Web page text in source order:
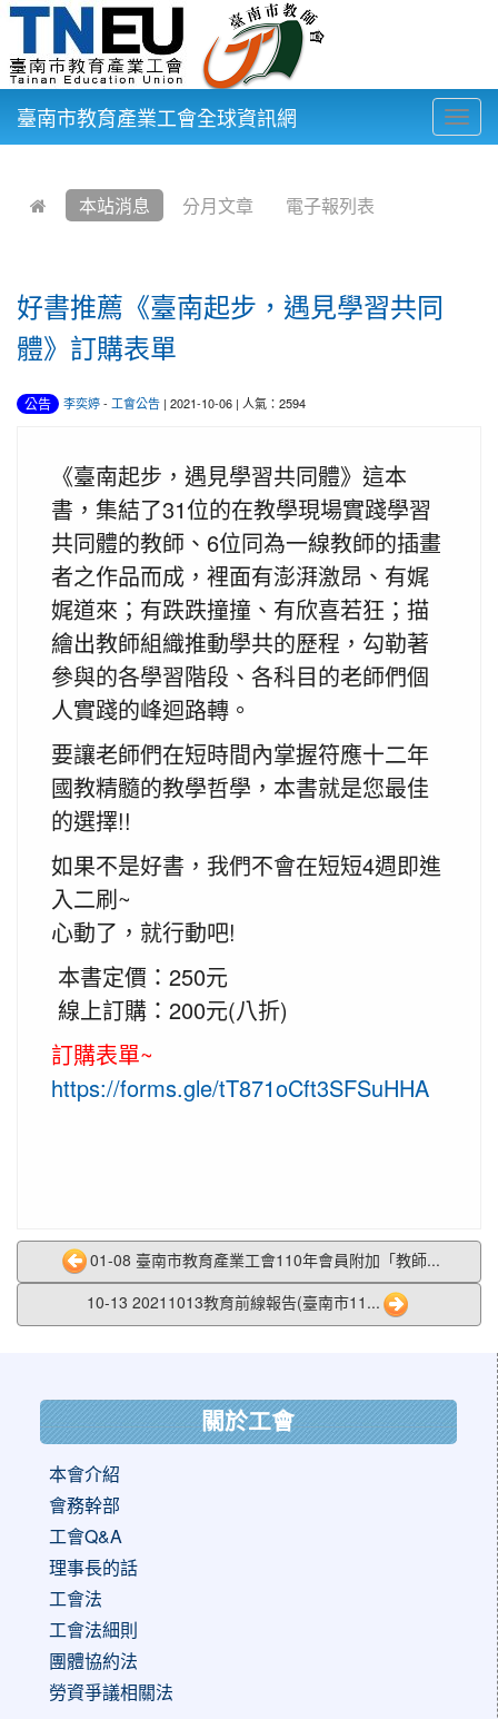
臺南市教育產業工會全球資訊網
本站消息 分月文章 電子報列表
好書推薦《臺南起步，遇見學習共同
體》訂購表單
公告 李奕婷- 工會公告 | 2021-10-06 | 人氣：2594
《臺南起步，遇見學習共同體》這本
書，集結了31位的在教學現場實踐學習
共同體的教師、6位同為一線教師的插畫
者之作品而成，裡面有澎湃激昂、有娓
娓道來；有跌跌撞撞、有欣喜若狂；描
繪出教師組織推動學共的歷程，勾勒著
參與的各學習階段、各科目的老師們個
人實踐的峰迴路轉。
要讓老師們在短時間內掌握符應十二年
國教精髓的教學哲學，本書就是您最佳
的選擇!!
如果不是好書，我們不會在短短4週即進
入二刷~
心動了，就行動吧!
本書定價：250元
線上訂購：200元(八折)
訂購表單~
https://forms.gle/tT871oCft3SFSuHHA
01-08 臺南市教育產業工會110年會員附加「教師...
10-13 20211013教育前線報告(臺南市11...
關於工會
本會介紹
會務幹部
工會Q&A
理事長的話
工會法
工會法細則
團體協約法
勞資爭議相關法